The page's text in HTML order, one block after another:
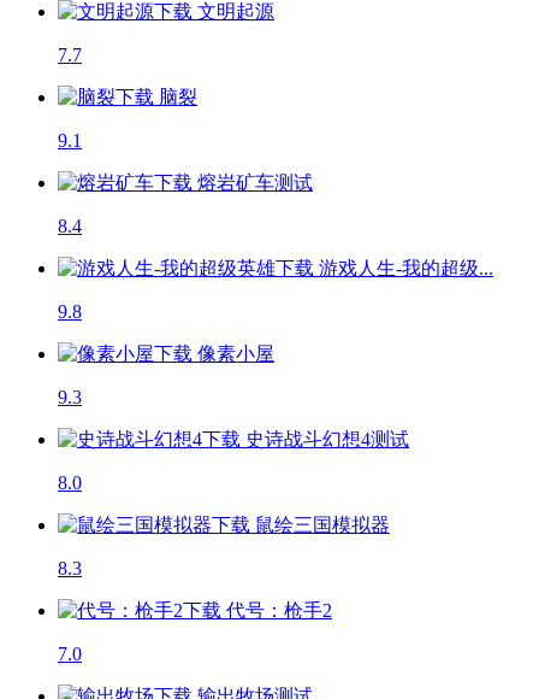
文明起源
7.7
脑裂
9.1
熔岩矿车测试
8.4
游戏人生-我的超级...
9.8
像素小屋
9.3
史诗战斗幻想4测试
8.0
鼠绘三国模拟器
8.3
代号：枪手2
7.0